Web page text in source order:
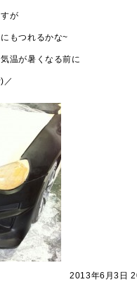
が
もつれるかな~
温が暑くなる前に
／
2013年6月3日